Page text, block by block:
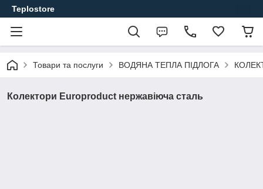
Teplostore
Товари та послуги ВОДЯНА ТЕПЛА ПІДЛОГА
Колектори Europroduct нержавіюча сталь